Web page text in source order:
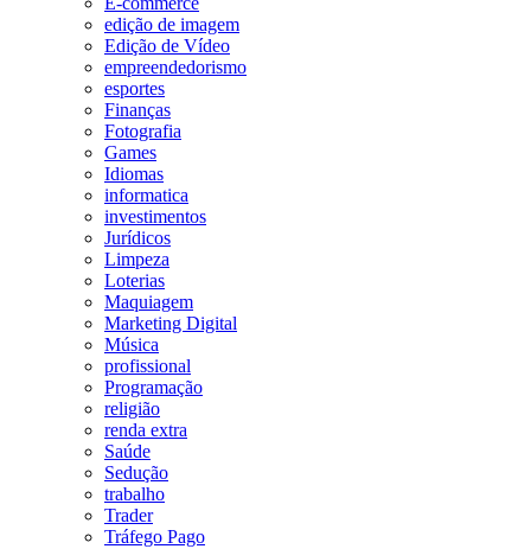
edição de imagem
Edição de Vídeo
empreendedorismo
esportes
Finanças
Fotografia
Games
Idiomas
informatica
investimentos
Jurídicos
Limpeza
Loterias
Maquiagem
Marketing Digital
Música
profissional
Programação
religião
renda extra
Saúde
Sedução
trabalho
Trader
Tráfego Pago